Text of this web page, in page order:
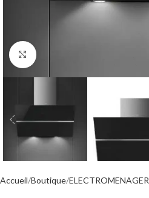
Click to enlarge
Accueil Boutique ELECTROMENAGER